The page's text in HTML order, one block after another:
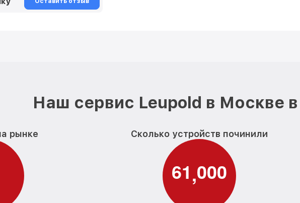
Наш сервис Leupold в Москве
рынке Сколько устройств починили
61,000